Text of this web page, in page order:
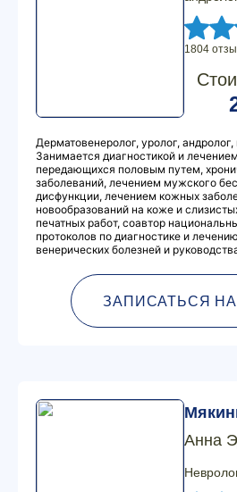
1804
Дерматовенеролог, уролог,
Занимается диагностикой и
передающихся половым путем,
заболеваний, лечением мужского
дисфункции, лечением кожных
новообразований на коже и
печатных работ, соавтор
протоколов по диагностике и
венерических болезней и
ЗАПИСАТЬСЯ
Анна